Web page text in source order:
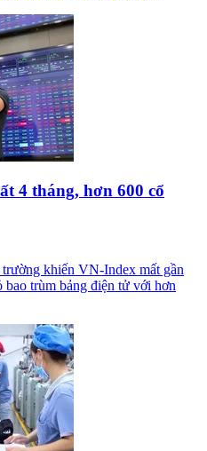
4 tháng, hơn 600 cổ
khiến VN-Index mất gần
bao trùm bảng điện tử với hơn